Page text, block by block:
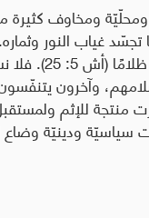
ومحلّيّة ومخاوف
غياب النور
تجعل الشرّ خيرًا
وآخرون
منتجة للإثم
ودينيّة وضاع